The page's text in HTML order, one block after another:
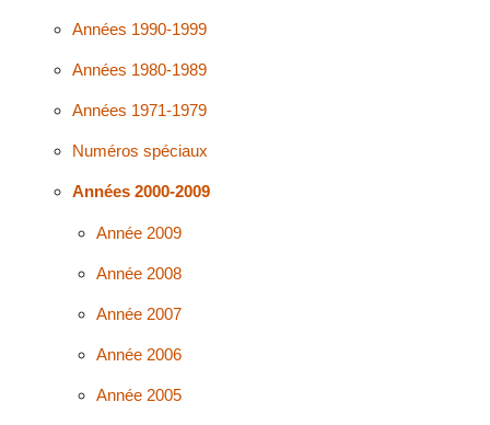
Années 1990-1999
Années 1980-1989
Années 1971-1979
Numéros spéciaux
Années 2000-2009
Année 2009
Année 2008
Année 2007
Année 2006
Année 2005